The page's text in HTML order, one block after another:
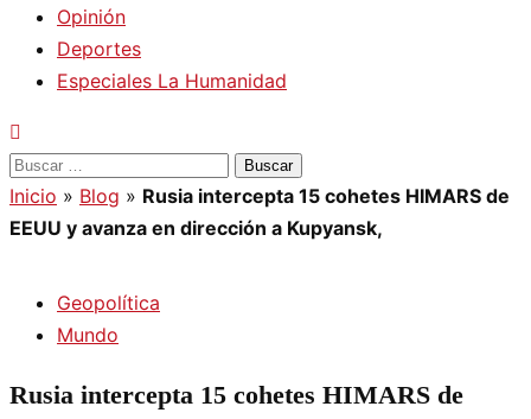
Opinión
Deportes
Especiales La Humanidad
Buscar:
Inicio » Blog » Rusia intercepta 15 cohetes HIMARS de
EEUU y avanza en dirección a Kupyansk,
Geopolítica
Mundo
Rusia intercepta 15 cohetes HIMARS de